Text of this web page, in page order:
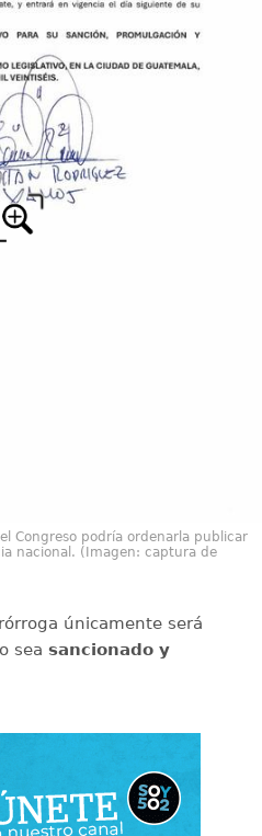
Congreso podría ordenarla publicar
nacional. (Imagen: captura de
únicamente será
sea sancionado y